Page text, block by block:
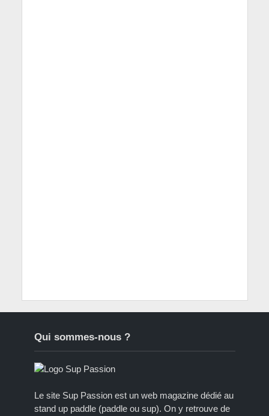
Qui sommes-nous ?
Le site Sup Passion est un web magazine dédié au
stand up paddle (paddle ou sup). On y retrouve de